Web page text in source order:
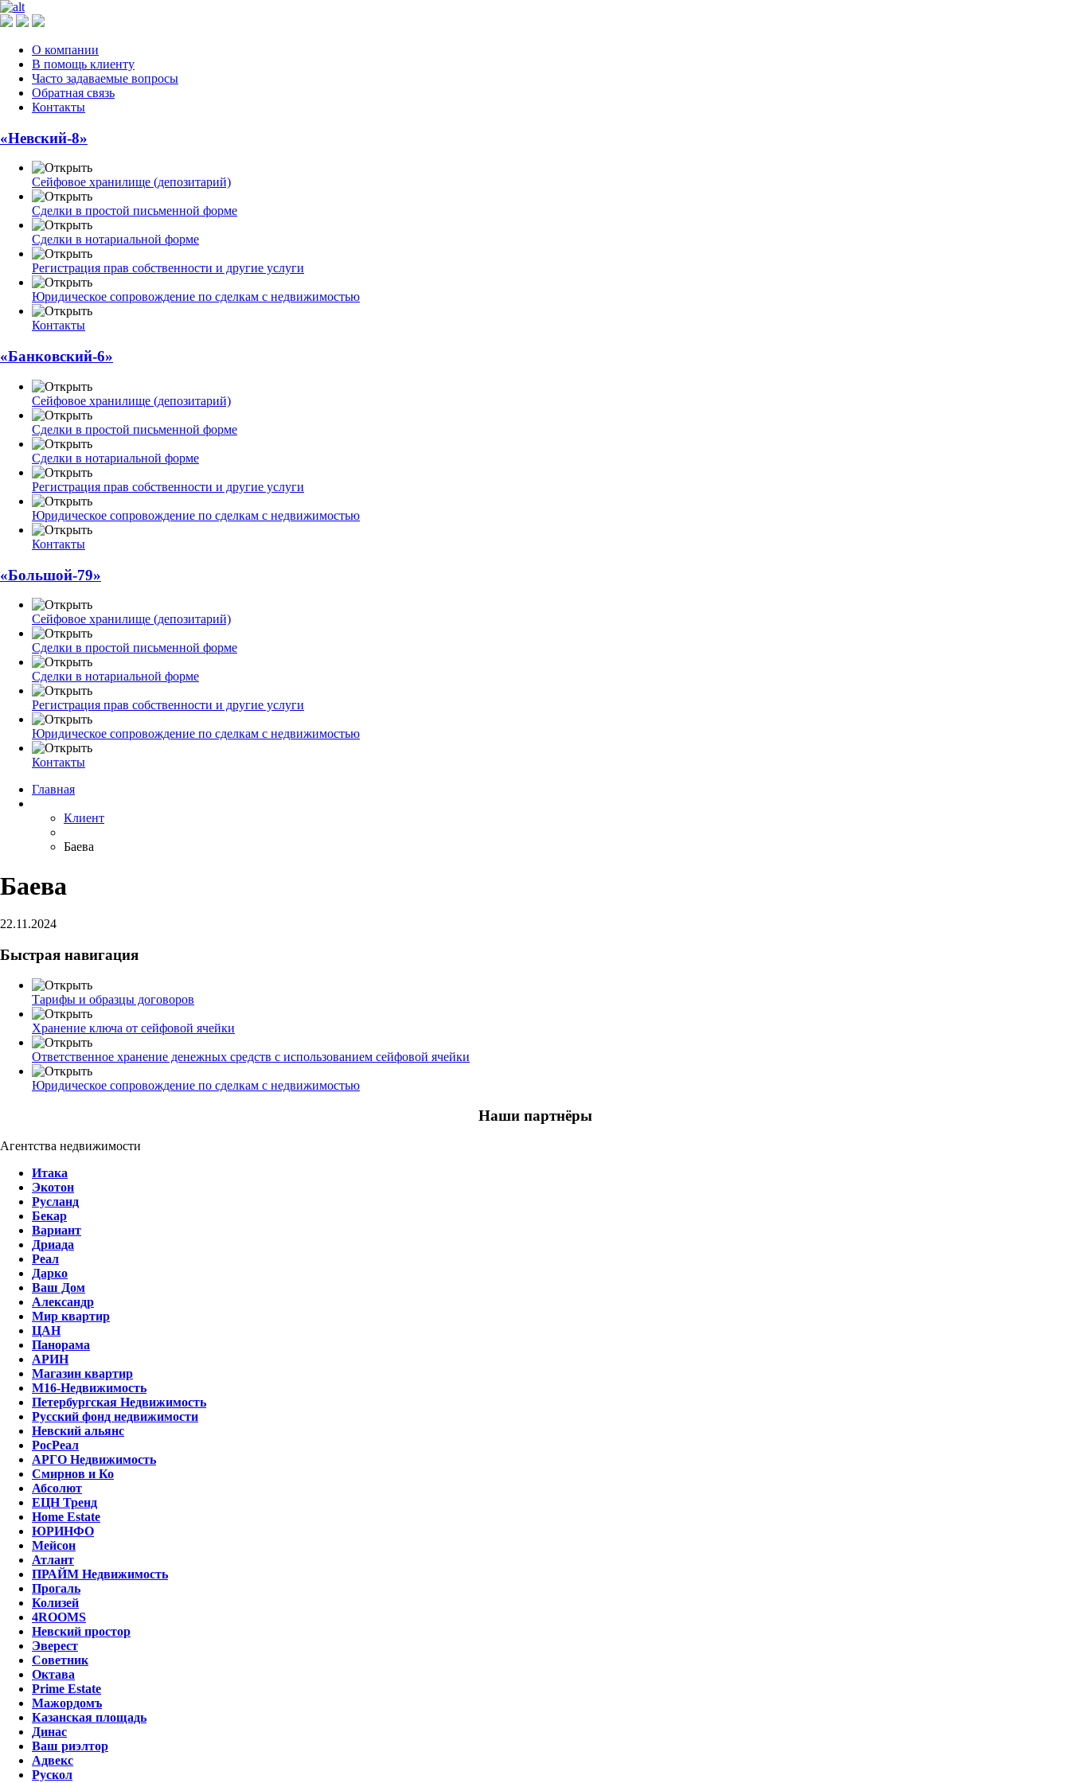
О компании
В помощь клиенту
Часто задаваемые вопросы
Обратная связь
Контакты
«Невский-8»
Сейфовое хранилище (депозитарий)
Сделки в простой письменной форме
Сделки в нотариальной форме
Регистрация прав собственности и другие услуги
Юридическое сопровождение по сделкам с недвижимостью
Контакты
«Банковский-6»
Сейфовое хранилище (депозитарий)
Сделки в простой письменной форме
Сделки в нотариальной форме
Регистрация прав собственности и другие услуги
Юридическое сопровождение по сделкам с недвижимостью
Контакты
«Большой-79»
Сейфовое хранилище (депозитарий)
Сделки в простой письменной форме
Сделки в нотариальной форме
Регистрация прав собственности и другие услуги
Юридическое сопровождение по сделкам с недвижимостью
Контакты
Главная
Клиент
Баева
Баева
22.11.2024
Быстрая навигация
Тарифы и образцы договоров
Хранение ключа от сейфовой ячейки
Ответственное хранение денежных средств с использованием сейфовой ячейки
Юридическое сопровождение по сделкам с недвижимостью
Наши партнёры
Агентства недвижимости
Итака
Экотон
Русланд
Бекар
Вариант
Дриада
Реал
Дарко
Ваш Дом
Александр
Мир квартир
ЦАН
Панорама
АРИН
Магазин квартир
М16-Недвижимость
Петербургская Недвижимость
Русский фонд недвижимости
Невский альянс
РосРеал
АРГО Недвижимость
Смирнов и Ко
Абсолют
ЕЦН Тренд
Home Estate
ЮРИНФО
Мейсон
Атлант
ПРАЙМ Недвижимость
Прогаль
Колизей
4ROOMS
Невский простор
Эверест
Советник
Октава
Prime Estate
Мажордомъ
Казанская площадь
Динас
Ваш риэлтор
Адвекс
Рускол